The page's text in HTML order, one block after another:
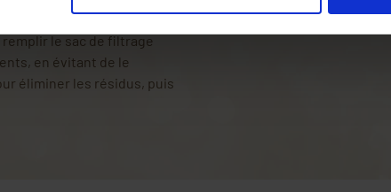
le sac de filtrage
en évitant de le
éliminer les résidus, puis